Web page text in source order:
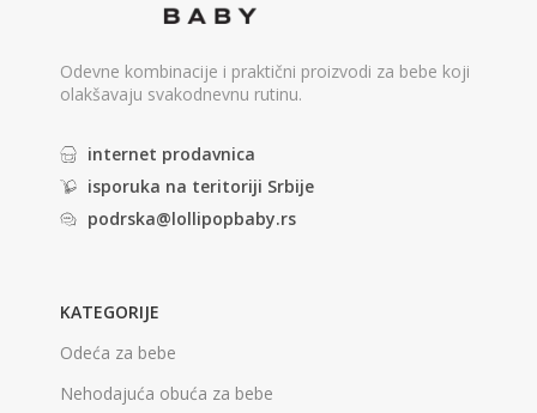
Odevne kombinacije i praktični proizvodi za bebe koji
olakšavaju svakodnevnu rutinu.
internet prodavnica
isporuka na teritoriji Srbije
podrska@lollipopbaby.rs
KATEGORIJE
Odeća za bebe
Nehodajuća obuća za bebe